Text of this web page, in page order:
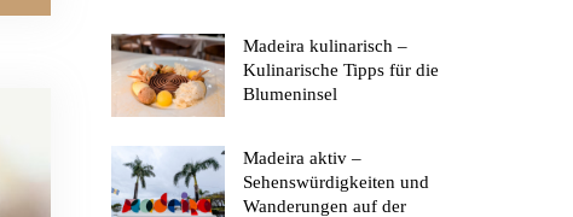
Madeira kulinarisch –
Kulinarische Tipps für die
Blumeninsel
Madeira aktiv –
Sehenswürdigkeiten und
Wanderungen auf der